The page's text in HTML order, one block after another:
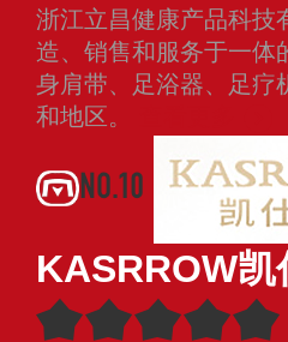
浙江立昌健康产品科技
造、销售和服务于一体
身肩带、足浴器、足疗
和地区。
NO.10
KASRROW凯